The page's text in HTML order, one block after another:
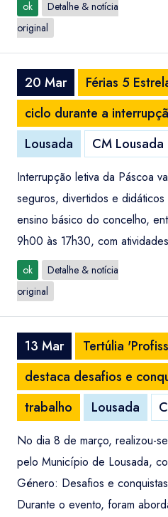
ok
Detalhe & notícia
original
20 Mar
Férias 5
ciclo durante a
Lousada
CM Lousada
Interrupção letiva da Páscoa
seguros, divertidos e
ensino básico do concelho,
9h00 às 17h30, com
ok
Detalhe & notícia
original
13 Mar
Tertúlia
destaca desafios e
trabalho
Lousada
No dia 8 de março, realizou-
pelo Município de Lousada,
Género: Desafios e
Durante o evento, foram